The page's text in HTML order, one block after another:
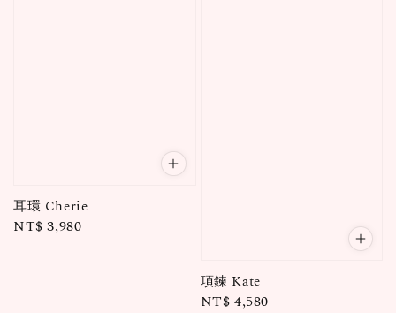
耳環 Cherie
Regular
NT$ 3,980
項鍊 Kate
Regular
NT$ 4,580